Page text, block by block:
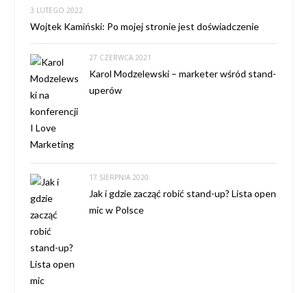
3 LUTEGO 2022
Wojtek Kamiński: Po mojej stronie jest doświadczenie
27 CZERWCA 2021
Karol Modzelewski – marketer wśród stand-
uperów
17 SIERPNIA 2020
Jak i gdzie zacząć robić stand-up? Lista open
mic w Polsce